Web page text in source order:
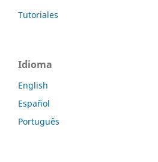
Tutoriales
Idioma
English
Español
Português